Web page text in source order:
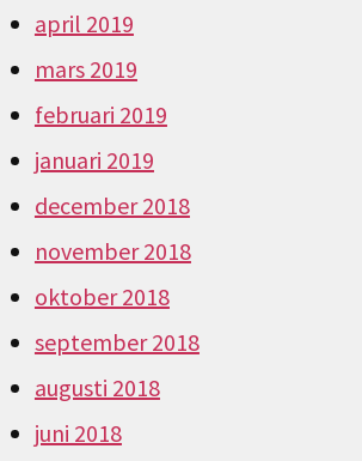
april 2019
mars 2019
februari 2019
januari 2019
december 2018
november 2018
oktober 2018
september 2018
augusti 2018
juni 2018